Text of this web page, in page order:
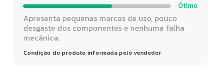
Ótimo
Apresenta pequenas marcas de uso, pouco
desgaste dos componentes e nenhuma falha
mecânica.
Condição do produto informada pelo vendedor